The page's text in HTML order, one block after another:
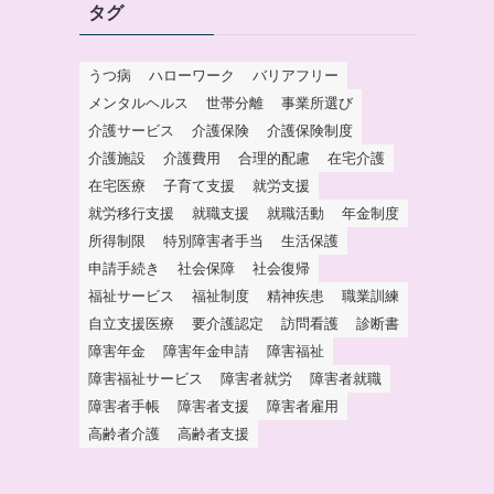
タグ
うつ病 ハローワーク
バリアフリー
メンタルヘルス
世帯分離
事業所選び
介護サービス
介護保険
介護保険制度
介護施設
介護費用 合理的配慮
在宅介護
在宅医療
子育て支援
就労支援
就労移行支援
就職支援 就職活動
年金制度
所得制限
特別障害者手当
生活保護
申請手続き
社会保障
社会復帰
福祉サービス
福祉制度 精神疾患
職業訓練
自立支援医療
要介護認定 訪問看護
診断書
障害年金
障害年金申請
障害福祉
障害福祉サービス
障害者就労
障害者就職
障害者手帳
障害者支援
障害者雇用
高齢者介護
高齢者支援